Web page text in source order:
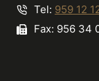
Tel: 959 12
Fax: 956 34